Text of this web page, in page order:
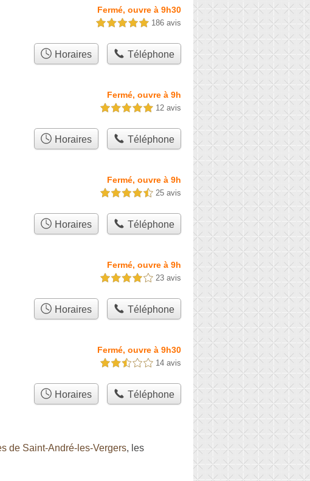
Fermé, ouvre à 9h30
5,0 étoiles sur 5 186 avis
Horaires Téléphone
Fermé, ouvre à 9h
5,0 étoiles sur 5 12 avis
Horaires Téléphone
Fermé, ouvre à 9h
4,5 étoiles sur 5 25 avis
Horaires Téléphone
Fermé, ouvre à 9h
4,0 étoiles sur 5 23 avis
Horaires Téléphone
Fermé, ouvre à 9h30
2,5 étoiles sur 5 14 avis
Horaires Téléphone
de Saint-André-les-Vergers, les